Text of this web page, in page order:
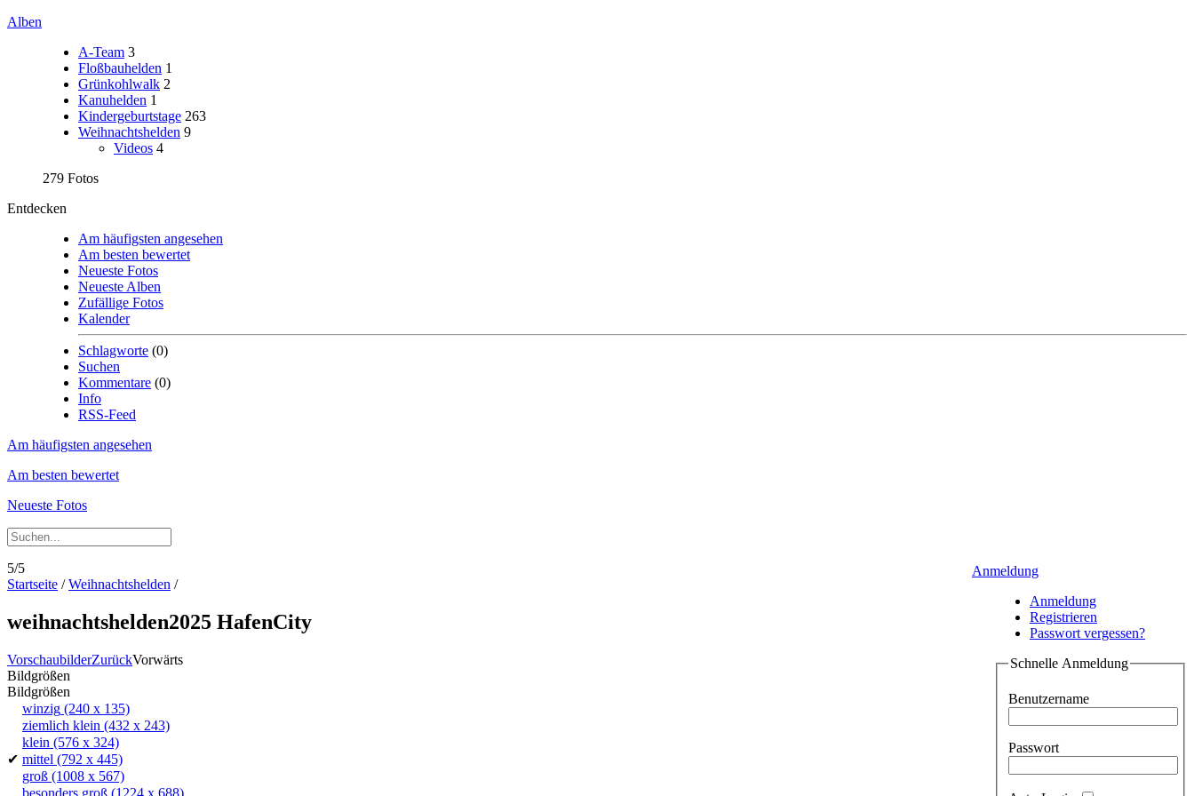
Alben
A-Team 3
Floßbauhelden 1
Grünkohlwalk 2
Kanuhelden 1
Kindergeburtstage 263
Weihnachtshelden 9
Videos 4
279 Fotos
Entdecken
Am häufigsten angesehen
Am besten bewertet
Neueste Fotos
Neueste Alben
Zufällige Fotos
Kalender
Schlagworte (0)
Suchen
Kommentare (0)
Info
RSS-Feed
Am häufigsten angesehen
Am besten bewertet
Neueste Fotos
Anmeldung
Anmeldung
Registrieren
Passwort vergessen?
Schnelle Anmeldung
Benutzername
Passwort
5/5
Startseite /Weihnachtshelden /
weihnachtshelden2025 HafenCity
VorschaubilderZurückVorwärts
Bildgrößen
Bildgrößen
winzig (240 x 135)
ziemlich klein (432 x 243)
klein (576 x 324)
✔ mittel (792 x 445)
groß (1008 x 567)
besonders groß (1224 x 688)